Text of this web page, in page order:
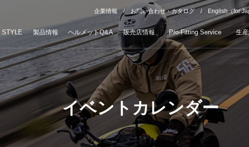
企業情報 お問い合わせ・カタログ English（for
STYLE 製品情報 ヘルメットQ&A 販売店情報 Pro-Fitting Service 生
イベントカレンダー